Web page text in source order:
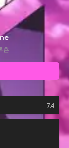
흔
7.4